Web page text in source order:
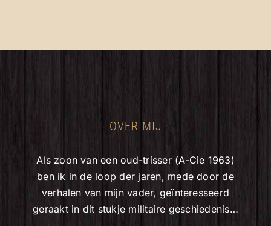
OVER MIJ
Als zoon van een oud-trisser (A-Cie 1963)
ben ik in de loop der jaren, mede door de
verhalen van mijn vader, geïnteresseerd
geraakt in dit stukje militaire geschiedenis…